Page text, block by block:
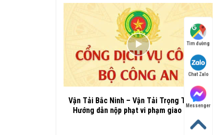
Vận Tải Bắc Ninh – Vận Tải Trọng Thành –
Hướng dẫn nộp phạt vi phạm giao thông
Tìm đường
Chat Zalo
Messenger